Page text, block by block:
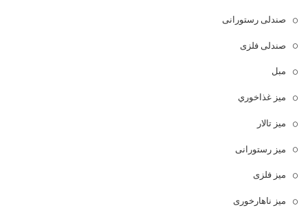
صندلی رستورانی
صندلی فلزی
مبل
ميز غذاخوري
میز تالار
میز رستورانی
میز فلزی
میز ناهارخوری